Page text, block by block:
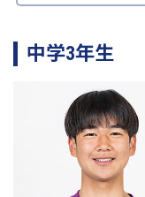
中学3年生